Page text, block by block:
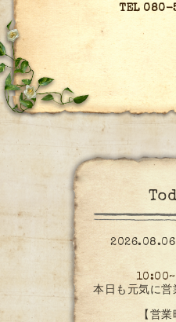
TEL 080-
本日も元気に営
【営業